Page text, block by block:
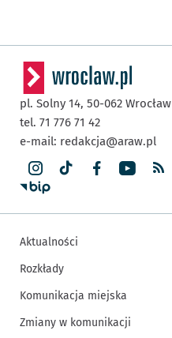
pl. Solny 14, 50-062 Wrocław
tel. 71 776 71 42
e-mail: redakcja@araw.pl
Aktualności
Rozkłady
Komunikacja miejska
Zmiany w komunikacji